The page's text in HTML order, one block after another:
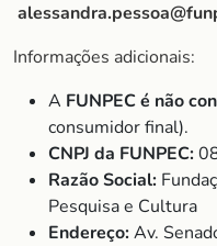
Informações adicionais:
A FUNPEC é não
consumidor final).
CNPJ da FUNPEC:
Razão Social:
Pesquisa e Cultura
Endereço:Av.